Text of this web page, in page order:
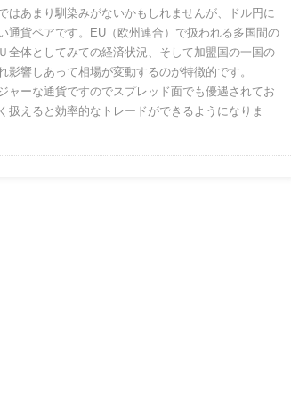
はあまり馴染みがないかもしれませんが、ドル円に
通貨ペアです。EU（欧州連合）で扱われる多国間の
全体としてみての経済状況、そして加盟国の一国の
影響しあって相場が変動するのが特徴的です。
ャーな通貨ですのでスプレッド面でも優遇されてお
扱えると効率的なトレードができるようになりま